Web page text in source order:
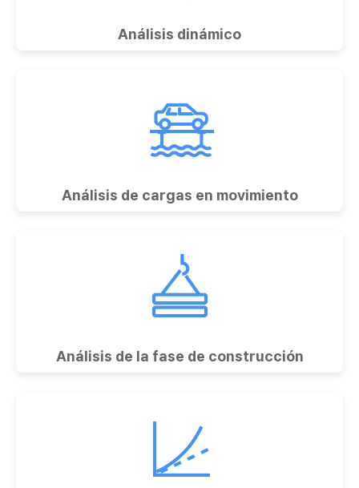
Análisis dinámico
Análisis de cargas en movimiento
Análisis de la fase de construcción